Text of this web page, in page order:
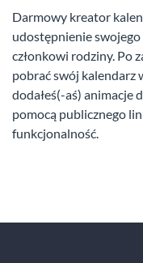
Darmowy kreator
udostępnienie
członkowi rodziny. Po
pobrać swój kalendarz
dodałeś(-aś) animacje
pomocą publicznego
funkcjonalność.